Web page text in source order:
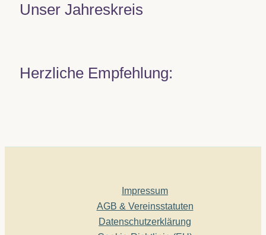
Unser Jahreskreis
Herzliche Empfehlung:
Impressum
AGB & Vereinsstatuten
Datenschutzerklärung